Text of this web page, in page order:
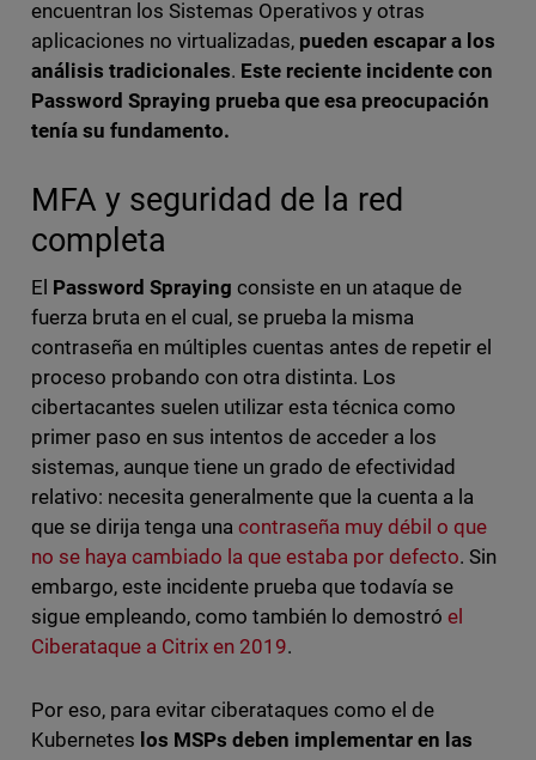
encuentran los Sistemas Operativos y otras
aplicaciones no virtualizadas, pueden escapar a los
análisis tradicionales. Este reciente incidente con
Password Spraying prueba que esa preocupación
tenía su fundamento.
MFA y seguridad de la red
completa
El Password Spraying consiste en un ataque de
fuerza bruta en el cual, se prueba la misma
contraseña en múltiples cuentas antes de repetir el
proceso probando con otra distinta. Los
cibertacantes suelen utilizar esta técnica como
primer paso en sus intentos de acceder a los
sistemas, aunque tiene un grado de efectividad
relativo: necesita generalmente que la cuenta a la
que se dirija tenga una contraseña muy débil o que
no se haya cambiado la que estaba por defecto. Sin
embargo, este incidente prueba que todavía se
sigue empleando, como también lo demostróel
Ciberataque a Citrix en 2019.
Por eso, para evitar ciberataques como el de
Kubernetes los MSPs deben implementar en las